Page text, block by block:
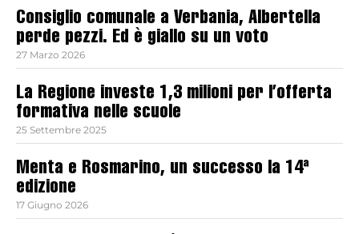
Consiglio comunale a Verbania, Albertella
perde pezzi. Ed è giallo su un voto
27 Marzo 2026
La Regione investe 1,3 milioni per l’offerta
formativa nelle scuole
25 Settembre 2025
Menta e Rosmarino, un successo la 14ª
edizione
17 Giugno 2026